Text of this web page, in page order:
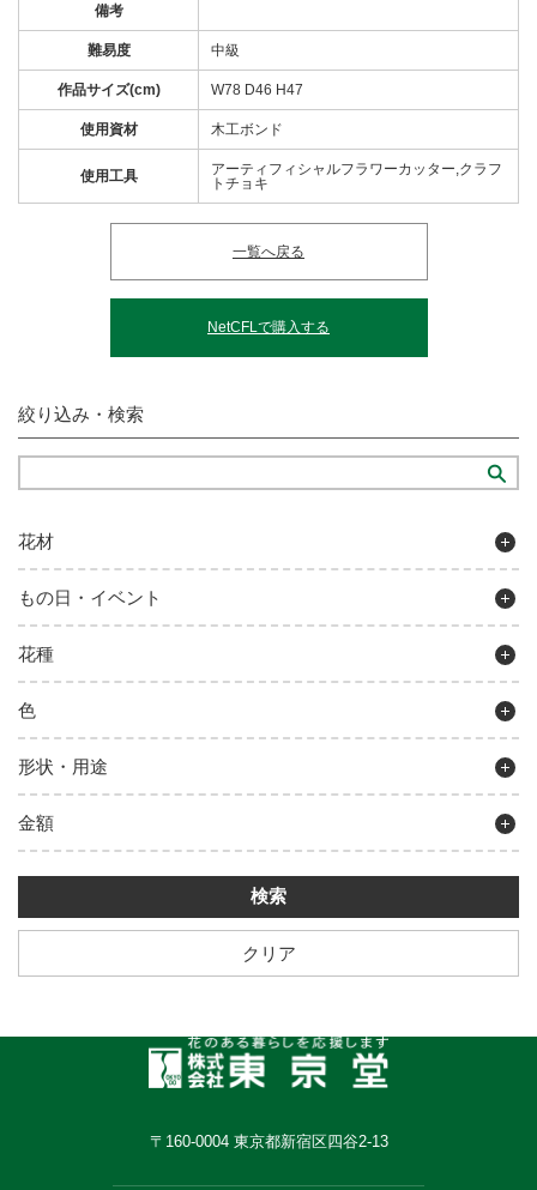
備考
難易度 中級
作品サイズ(cm) W78 D46 H47
使用資材 木工ボンド
使用工具
アーティフィシャルフラワーカッター,クラフ
トチョキ
一覧へ戻る
NetCFLで購入する
絞り込み・検索
花材
もの日・イベント
花種
色
形状・用途
金額
クリア
〒160-0004 東京都新宿区四谷2-13